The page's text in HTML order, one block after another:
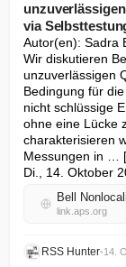
via
Autor(en): Sadra
Wir diskutieren
unzuverlässigen
Bedingung für
nicht schlüssige
ohne eine Lücke
charakterisieren
Messungen in …
Di., 14. Oktober
link.aps.org
RSS Hunter•14.